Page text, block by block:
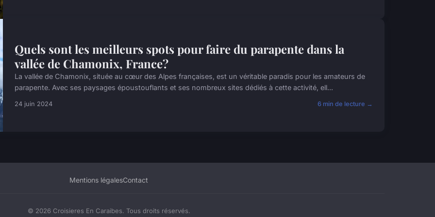
Quels sont les meilleurs spots pour faire du parapente dans la
vallée de Chamonix, France?
La vallée de Chamonix, située au cœur des Alpes françaises, est un véritable paradis pour les amateurs de
parapente. Avec ses paysages époustouflants et ses nombreux sites dédiés à cette activité, ell...
24 juin 2024 6 min de lecture →
Mentions légalesContact
© 2026 Croisieres En Caraibes. Tous droits réservés.